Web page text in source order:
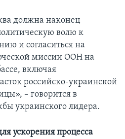
должна наконец
волю к
и согласиться на
миссии ООН на
включая
российско-украинской
– говорится в
украинского лидера.
ускорения процесса